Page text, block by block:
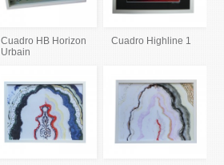
Cuadro HB Horizon
Urbain
Cuadro Highline 1